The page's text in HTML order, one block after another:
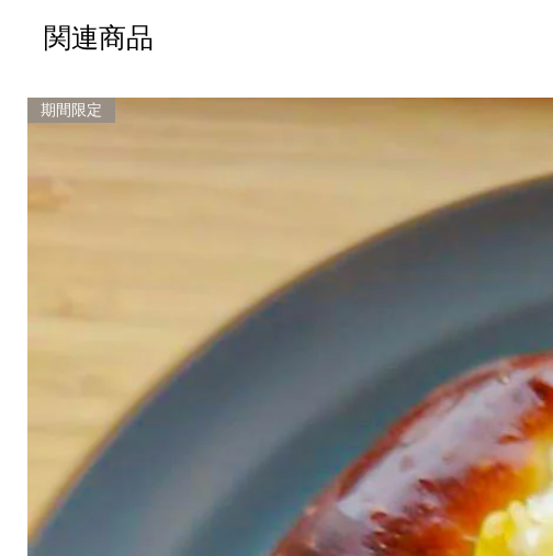
関連商品
期間限定